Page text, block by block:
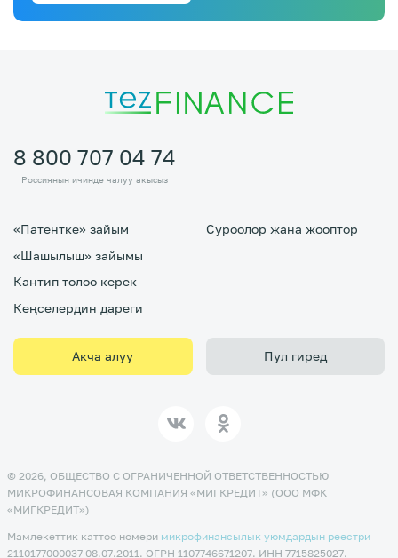
8 800 707 04 74
Россиянын ичинде чалуу акысыз
«Патентке» зайым
«Шашылыш» зайымы
Кантип төлөө керек
Кеңселердин дареги
Суроолор жана жооптор
Акча алуу Пул гиред
© 2026, ОБЩЕСТВО С ОГРАНИЧЕННОЙ ОТВЕТСТВЕННОСТЬЮ
МИКРОФИНАНСОВАЯ КОМПАНИЯ «МИГКРЕДИТ» (ООО МФК
«МИГКРЕДИТ»)
Мамлекеттик каттоо номеримикрофинансылык уюмдардын реестри
2110177000037 08.07.2011. ОГРН 1107746671207. ИНН 7715825027.